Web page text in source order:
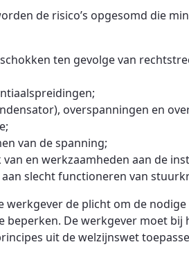
de risico’s opgesomd die
ten gevolge van
overspanningen en
van de spanning;
en werkzaamheden aan de
slecht functioneren van
werkgever de plicht om de
beperken. De werkgever moet bij
uit de welzijnswet